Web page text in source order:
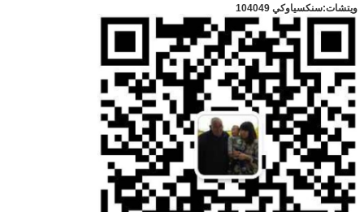
ويتشات:سنكسياوكي 104049